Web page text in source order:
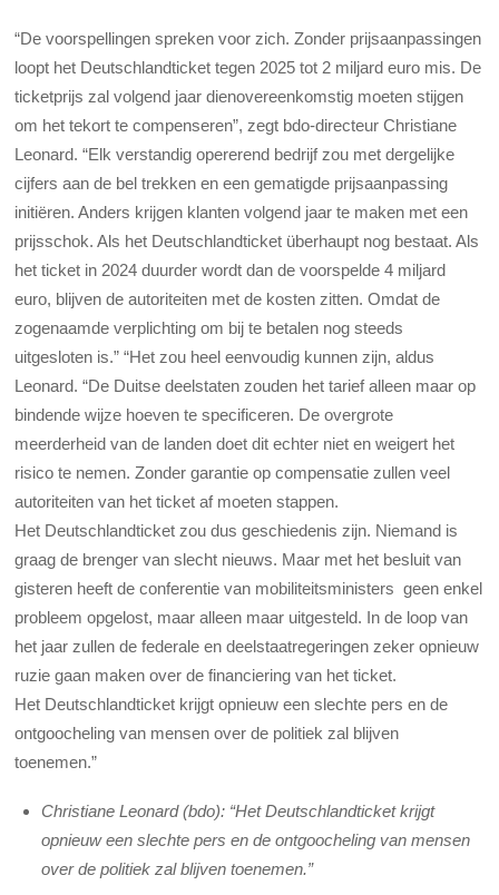
“De voorspellingen spreken voor zich. Zonder prijsaanpassingen
loopt het Deutschlandticket tegen 2025 tot 2 miljard euro mis. De
ticketprijs zal volgend jaar dienovereenkomstig moeten stijgen
om het tekort te compenseren”, zegt bdo-directeur Christiane
Leonard. “Elk verstandig opererend bedrijf zou met dergelijke
cijfers aan de bel trekken en een gematigde prijsaanpassing
initiëren. Anders krijgen klanten volgend jaar te maken met een
prijsschok. Als het Deutschlandticket überhaupt nog bestaat. Als
het ticket in 2024 duurder wordt dan de voorspelde 4 miljard
euro, blijven de autoriteiten met de kosten zitten. Omdat de
zogenaamde verplichting om bij te betalen nog steeds
uitgesloten is.” “Het zou heel eenvoudig kunnen zijn, aldus
Leonard. “De Duitse deelstaten zouden het tarief alleen maar op
bindende wijze hoeven te specificeren. De overgrote
meerderheid van de landen doet dit echter niet en weigert het
risico te nemen. Zonder garantie op compensatie zullen veel
autoriteiten van het ticket af moeten stappen.
Het Deutschlandticket zou dus geschiedenis zijn. Niemand is
graag de brenger van slecht nieuws. Maar met het besluit van
gisteren heeft de conferentie van mobiliteitsministers geen enkel
probleem opgelost, maar alleen maar uitgesteld. In de loop van
het jaar zullen de federale en deelstaatregeringen zeker opnieuw
ruzie gaan maken over de financiering van het ticket.
Het Deutschlandticket krijgt opnieuw een slechte pers en de
ontgoocheling van mensen over de politiek zal blijven
toenemen.”
Christiane Leonard (bdo): “Het Deutschlandticket krijgt
opnieuw een slechte pers en de ontgoocheling van mensen
over de politiek zal blijven toenemen.”